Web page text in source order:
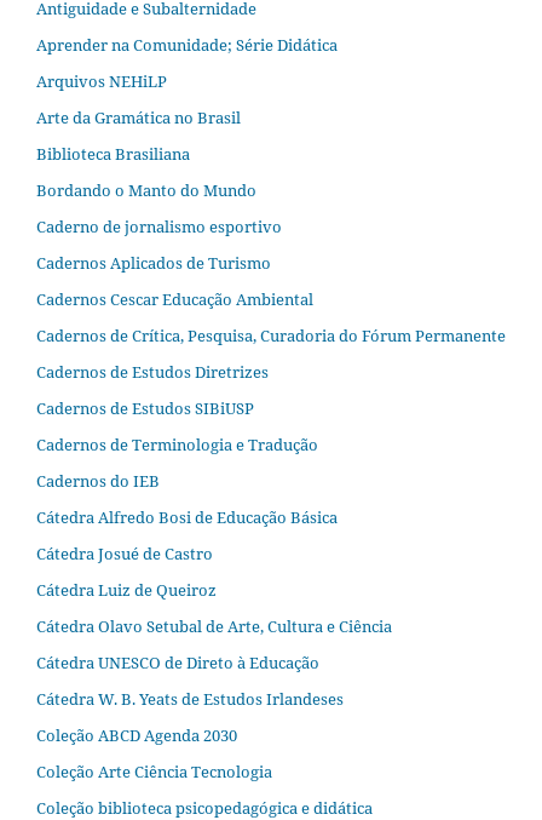
Antiguidade e Subalternidade
Aprender na Comunidade; Série Didática
Arquivos NEHiLP
Arte da Gramática no Brasil
Biblioteca Brasiliana
Bordando o Manto do Mundo
Caderno de jornalismo esportivo
Cadernos Aplicados de Turismo
Cadernos Cescar Educação Ambiental
Cadernos de Crítica, Pesquisa, Curadoria do Fórum Permanente
Cadernos de Estudos Diretrizes
Cadernos de Estudos SIBiUSP
Cadernos de Terminologia e Tradução
Cadernos do IEB
Cátedra Alfredo Bosi de Educação Básica
Cátedra Josué de Castro
Cátedra Luiz de Queiroz
Cátedra Olavo Setubal de Arte, Cultura e Ciência
Cátedra UNESCO de Direto à Educação
Cátedra W. B. Yeats de Estudos Irlandeses
Coleção ABCD Agenda 2030
Coleção Arte Ciência Tecnologia
Coleção biblioteca psicopedagógica e didática